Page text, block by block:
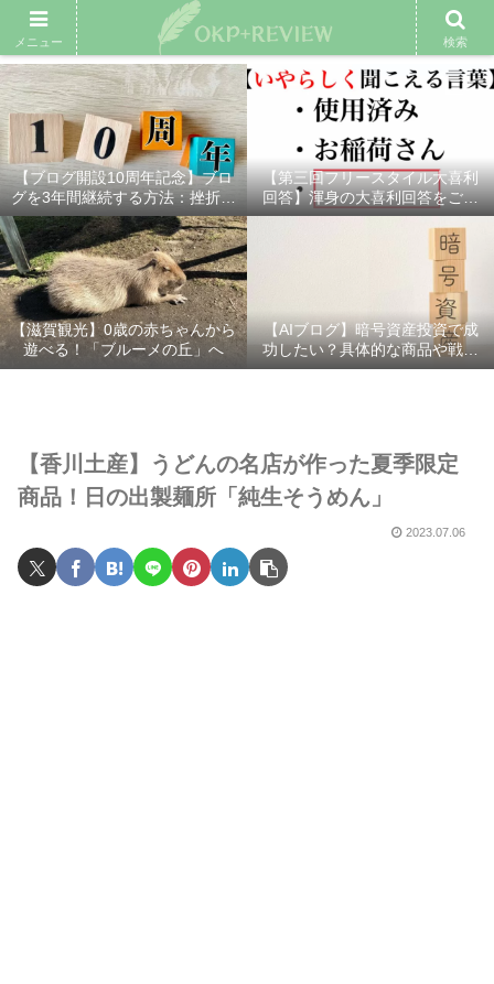
雑記ブログ プロフィール 余興動画 ベスト大喜利 スポ
【ブログ開設10周年記念】ブロ
グを3年間継続する方法：挫折し
ないための7つの秘訣
【第三回フリースタイル大喜利
回答】渾身の大喜利回答をご紹
介！
【滋賀観光】0歳の赤ちゃんから
遊べる！「ブルーメの丘」へ
【AIブログ】暗号資産投資で成
功したい？具体的な商品や戦略
を分かりやすく解説！
【香川土産】うどんの名店が作った夏季限定
商品！日の出製麺所「純生そうめん」
2023.07.06
メニュー 検索